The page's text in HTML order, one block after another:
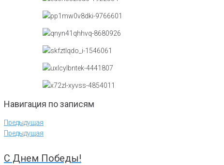
Навигация по записям
Предыдущая
Предыдущая
С Днем Победы!